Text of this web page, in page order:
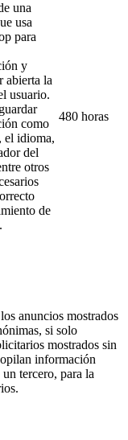
una
usa
para
y
abierta la
usuario.
como
el idioma,
del
otros
de
480 horas
anuncios mostrados
si solo
mostrados sin
información
tercero, para la